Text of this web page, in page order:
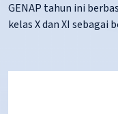
GENAP tahun ini
kelas X dan XI sebagai